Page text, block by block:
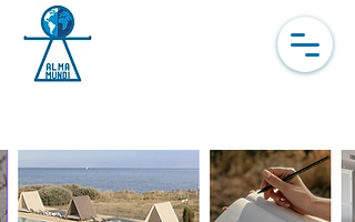
que 2 cabines disponibles